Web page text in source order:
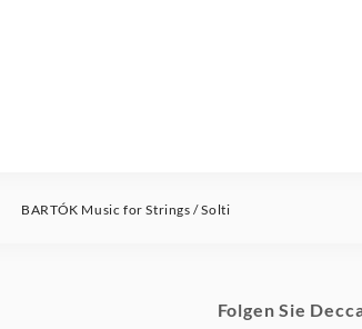
BARTÓK Music for Strings / Solti
Folgen Sie